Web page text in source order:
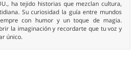
ha tejido historias que mezclan cultura,
Su curiosidad la guía entre mundos
con humor y un toque de magia.
la imaginación y recordarte que tu voz y
único.